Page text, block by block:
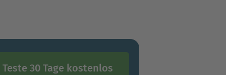
Teste 30 Tage kostenlos